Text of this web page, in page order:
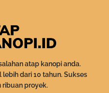
atap kanopi anda.
dari 10 tahun. Sukses
ribuan proyek.